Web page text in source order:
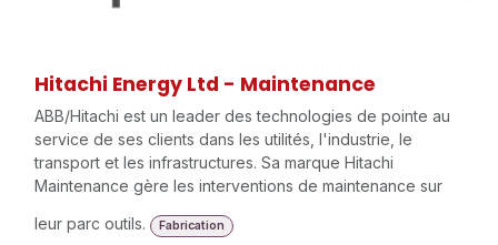
Hitachi Energy Ltd - Maintenance
ABB/Hitachi est un leader des technologies de pointe au
service de ses clients dans les utilités, l'industrie, le
transport et les infrastructures. Sa marque Hitachi
Maintenance gère les interventions de maintenance sur
leur parc outils.
Fabrication